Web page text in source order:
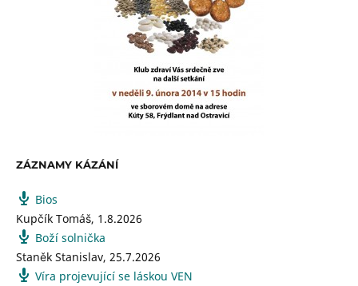
ZÁZNAMY KÁZÁNÍ
Bios
Kupčík Tomáš, 1.8.2026
Boží solnička
Staněk Stanislav, 25.7.2026
Víra projevující se láskou VEN